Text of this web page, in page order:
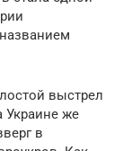
выстрел
же
в